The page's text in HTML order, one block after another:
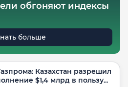
обгоняют индексы
больше
Казахстан разрешил
$1,4 млрд в пользу...